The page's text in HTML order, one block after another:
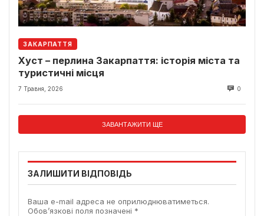
ЗАКАРПАТТЯ
Хуст – перлина Закарпаття: історія міста та
туристичні місця
7 Травня, 2026 0
ЗАВАНТАЖИТИ ЩЕ
ЗАЛИШИТИ ВІДПОВІДЬ
Ваша e-mail адреса не оприлюднюватиметься.
Обов’язкові поля позначені *